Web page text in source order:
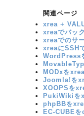
関連ページ
xrea +
xreaでバッ
xreaでのサ
xreaにSSH
WordPress
MODxを
Joomla!を
XOOPSを
PukiWikiを
phpBBを
EC-CUBE